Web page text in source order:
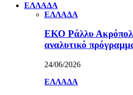
ΕΛΛΑΔΑ
ΕΛΛΑΔΑ
ΕΚΟ Ράλλυ
αναλυτικό
24/06/2026
ΕΛΛΑΔΑ